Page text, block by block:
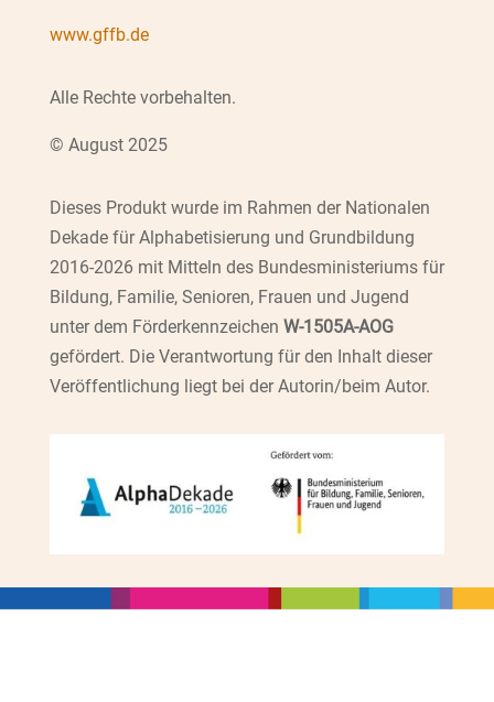
www.gffb.de
Alle Rechte vorbehalten.
© August 2025
Dieses Produkt wurde im Rahmen der Nationalen
Dekade für Alphabetisierung und Grundbildung
2016-2026 mit Mitteln des Bundesministeriums für
Bildung, Familie, Senioren, Frauen und Jugend
unter dem Förderkennzeichen W-1505A-AOG
gefördert. Die Verantwortung für den Inhalt dieser
Veröffentlichung liegt bei der Autorin/beim Autor.